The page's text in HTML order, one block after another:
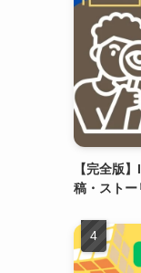
【完全版
稿・スト